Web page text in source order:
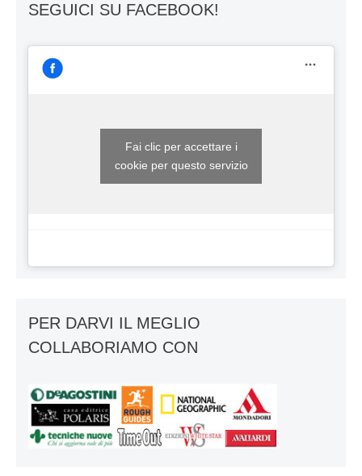
SEGUICI SU FACEBOOK!
Fai clic per accettare i
cookie per questo servizio
PER DARVI IL MEGLIO
COLLABORIAMO CON